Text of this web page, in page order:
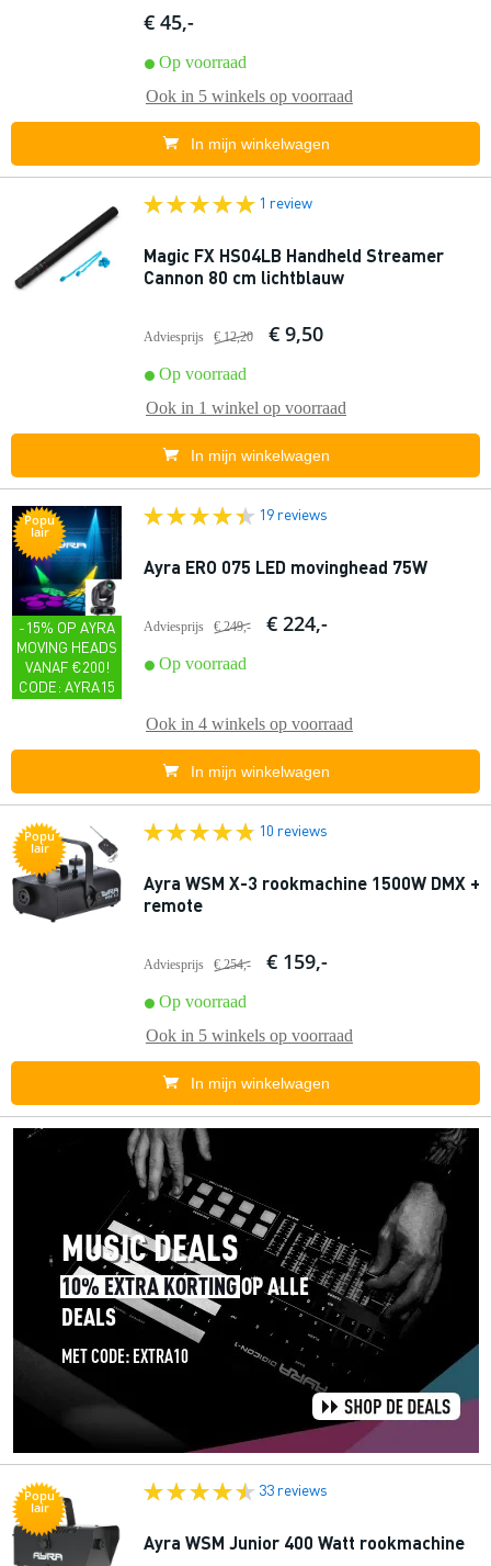
€ 45,-
Op voorraad
Ook in 5 winkels op voorraad
In mijn winkelwagen
1 review
Magic FX HS04LB Handheld Streamer
Cannon 80 cm lichtblauw
Adviesprijs € 12,20 € 9,50
Op voorraad
Ook in 1 winkel op voorraad
In mijn winkelwagen
Popu
lair
-15% OP AYRA
MOVING HEADS
VANAF €200!
CODE: AYRA15
19 reviews
Ayra ERO 075 LED movinghead 75W
Adviesprijs € 249,- € 224,-
Op voorraad
Ook in 4 winkels op voorraad
In mijn winkelwagen
Popu
lair
10 reviews
Ayra WSM X-3 rookmachine 1500W DMX +
remote
Adviesprijs € 254,- € 159,-
Op voorraad
Ook in 5 winkels op voorraad
In mijn winkelwagen
Popu
lair
33 reviews
Ayra WSM Junior 400 Watt rookmachine